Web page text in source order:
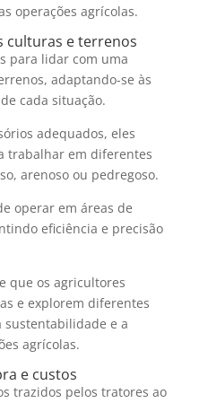
operações agrícolas.
culturas e terrenos
para lidar com uma
adaptando-se às
cada situação.
adequados, eles
trabalhar em diferentes
arenoso ou pedregoso.
operar em áreas de
eficiência e precisão
que os agricultores
e explorem diferentes
e a
agrícolas.
e custos
trazidos pelos tratores ao